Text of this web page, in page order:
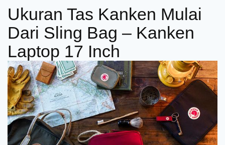
Ukuran Tas Kanken Mulai
Dari Sling Bag – Kanken
Laptop 17 Inch